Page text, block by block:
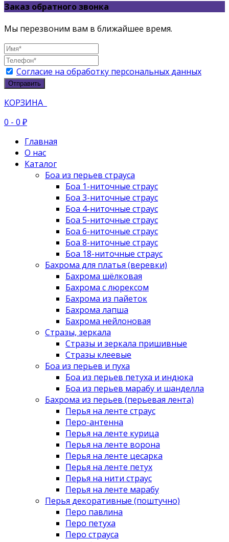
Заказ обратного звонка
Мы перезвоним вам в ближайшее время.
Согласие на обработку персональных данных
Отправить
КОРЗИНА
0 - 0 ₽
Главная
О нас
Каталог
Боа из перьев страуса
Боа 1-ниточные страус
Боа 3-ниточные страус
Боа 4-ниточные страус
Боа 5-ниточные страус
Боа 6-ниточные страус
Боа 8-ниточные страус
Боа 18-ниточные страус
Бахрома для платья (веревки)
Бахрома шёлковая
Бахрома с люрексом
Бахрома из пайеток
Бахрома лапша
Бахрома нейлоновая
Стразы, зеркала
Стразы и зеркала пришивные
Стразы клеевые
Боа из перьев и пуха
Боа из перьев петуха и индюка
Боа из перьев марабу и шанделла
Бахрома из перьев (перьевая лента)
Перья на ленте страус
Перо-антенна
Перья на ленте курица
Перья на ленте ворона
Перья на ленте цесарка
Перья на ленте петух
Перья на нити страус
Перья на ленте марабу
Перья декоративные (поштучно)
Перо павлина
Перо петуха
Перо страуса